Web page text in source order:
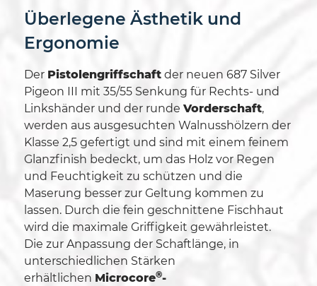
Überlegene Ästhetik und
Ergonomie
Der Pistolengriffschaftder neuen 687 Silver
Pigeon III mit 35/55 Senkung für Rechts- und
Linkshänder und der runde Vorderschaft,
werden aus ausgesuchten Walnusshölzern der
Klasse 2,5 gefertigt und sind mit einem feinem
Glanzfinish bedeckt, um das Holz vor Regen
und Feuchtigkeit zu schützen und die
Maserung besser zur Geltung kommen zu
lassen. Durch die fein geschnittene Fischhaut
wird die maximale Griffigkeit gewährleistet.
Die zur Anpassung der Schaftlänge, in
unterschiedlichen Stärken
erhältlichen Microcore®-